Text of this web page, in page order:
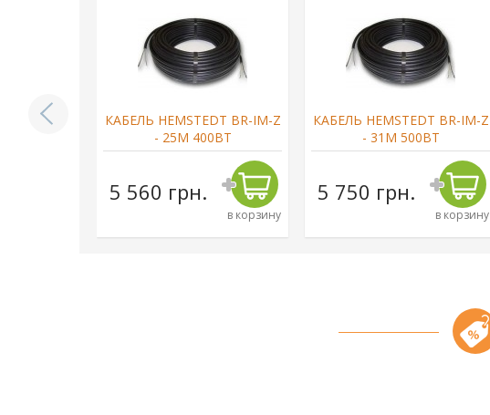
BR-IM-Z
КАБЕЛЬ HEMSTEDT BR-IM-Z
- 25М 400ВТ
5 560 грн.
в корзину
КАБЕЛЬ HEMSTEDT BR-IM-Z
- 31М 500ВТ
5 750 грн.
в корзину